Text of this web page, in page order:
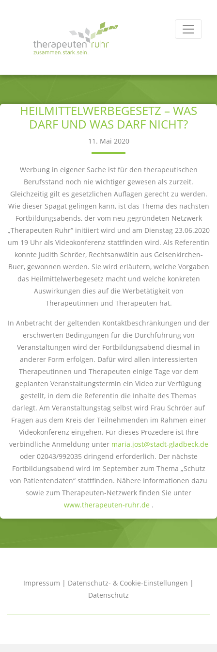
HEILMITTELWERBEGESETZ – WAS
DARF UND WAS DARF NICHT?
11. Mai 2020
Werbung in eigener Sache ist für den therapeutischen
Berufsstand noch nie wichtiger gewesen als zurzeit.
Gleichzeitig gilt es gesetzlichen Auflagen gerecht zu werden.
Wie dieser Spagat gelingen kann, ist das Thema des nächsten
Fortbildungsabends, der vom neu gegründeten Netzwerk
„Therapeuten Ruhr“ initiiert wird und am Dienstag 23.06.2020
um 19 Uhr als Videokonferenz stattfinden wird. Als Referentin
konnte Judith Schröer, Rechtsanwältin aus Gelsenkirchen-
Buer, gewonnen werden. Sie wird erläutern, welche Vorgaben
das Heilmittelwerbegesetz macht und welche konkreten
Auswirkungen dies auf die Werbetätigkeit von
Therapeutinnen und Therapeuten hat.
In Anbetracht der geltenden Kontaktbeschränkungen und der
erschwerten Bedingungen für die Durchführung von
Veranstaltungen wird der Fortbildungsabend diesmal in
anderer Form erfolgen. Dafür wird allen interessierten
Therapeutinnen und Therapeuten einige Tage vor dem
geplanten Veranstaltungstermin ein Video zur Verfügung
gestellt, in dem die Referentin die Inhalte des Themas
darlegt. Am Veranstaltungstag selbst wird Frau Schröer auf
Fragen aus dem Kreis der Teilnehmenden im Rahmen einer
Videokonferenz eingehen. Für dieses Prozedere ist Ihre
verbindliche Anmeldung unter maria.jost@stadt-gladbeck.de
oder 02043/992035 dringend erforderlich. Der nächste
Fortbildungsabend wird im September zum Thema „Schutz
von Patientendaten“ stattfinden. Nähere Informationen dazu
sowie zum Therapeuten-Netzwerk finden Sie unter
www.therapeuten-ruhr.de .
Impressum | Datenschutz- & Cookie-Einstellungen |
Datenschutz